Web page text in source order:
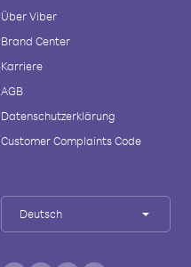
Über Viber
Brand Center
Karriere
AGB
Datenschutzerklärung
Customer Complaints Code
Deutsch